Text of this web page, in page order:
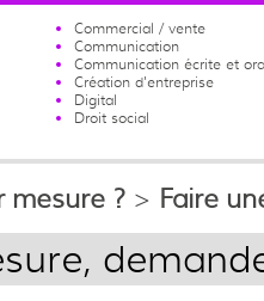
Commercial / vente
Communication
Communication écrite et
Création d'entreprise
Digital
Droit social
mesure ? > Faire